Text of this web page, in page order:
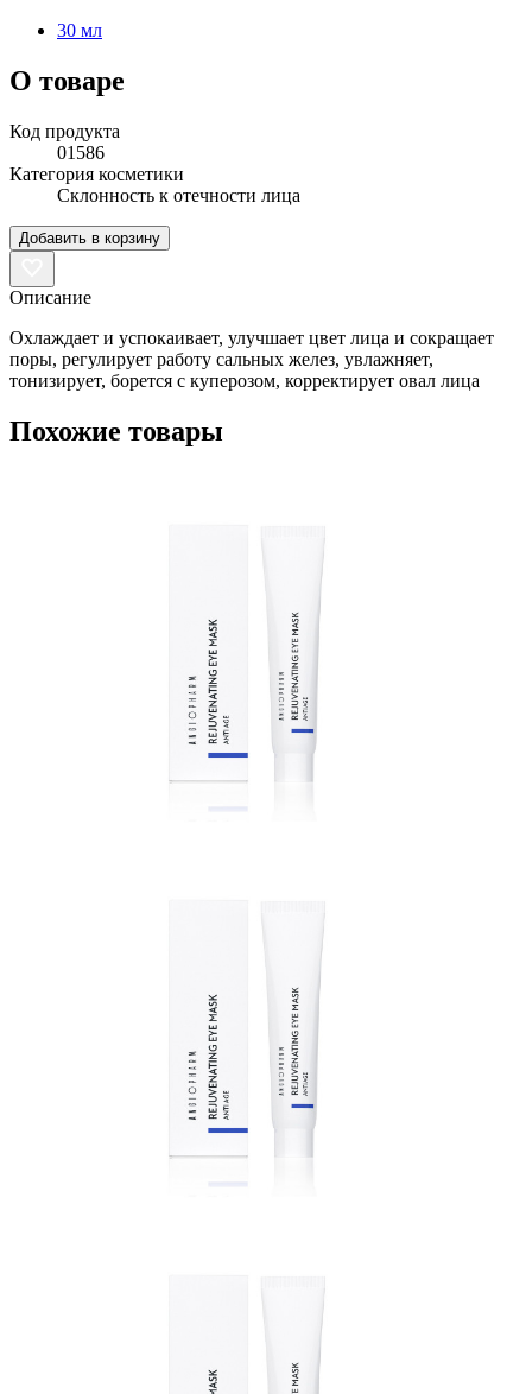
30 мл
О товаре
Код продукта
01586
Категория косметики
Склонность к отечности лица
Добавить в корзину
Описание
Охлаждает и успокаивает, улучшает цвет лица и сокращает
поры, регулирует работу сальных желез, увлажняет,
тонизирует, борется с куперозом, корректирует овал лица
Похожие товары